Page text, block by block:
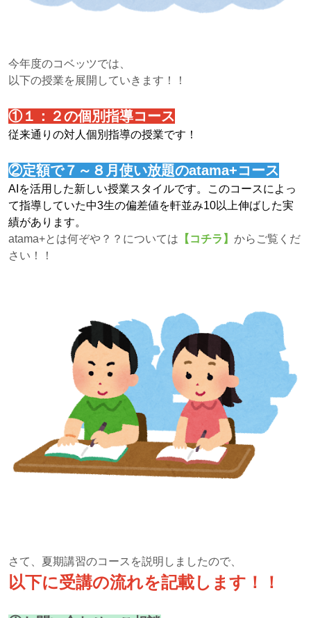
今年度のコベッツでは、
以下の授業を展開していきます！！
①１：２の個別指導コース
従来通りの対人個別指導の授業です！
②定額で７～８月使い放題のatama+コース
AIを活用した新しい授業スタイルです。このコースによっ
て指導していた中3生の偏差値を軒並み10以上伸ばした実
績があります。
atama+とは何ぞや？？については 【コチラ】 からご覧くだ
さい！！
さて、夏期講習のコースを説明しましたので、
以下に受講の流れを記載します！！